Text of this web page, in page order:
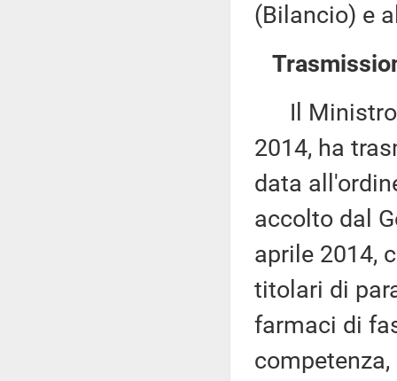
(Bilancio) e
Il Ministro
2014, ha
data
accolto dal
aprile 2014,
titolari di
farmaci di